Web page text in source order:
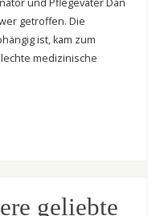
und Pflegevater Dan
getroffen. Die
ist, kam zum
medizinische
geliebte